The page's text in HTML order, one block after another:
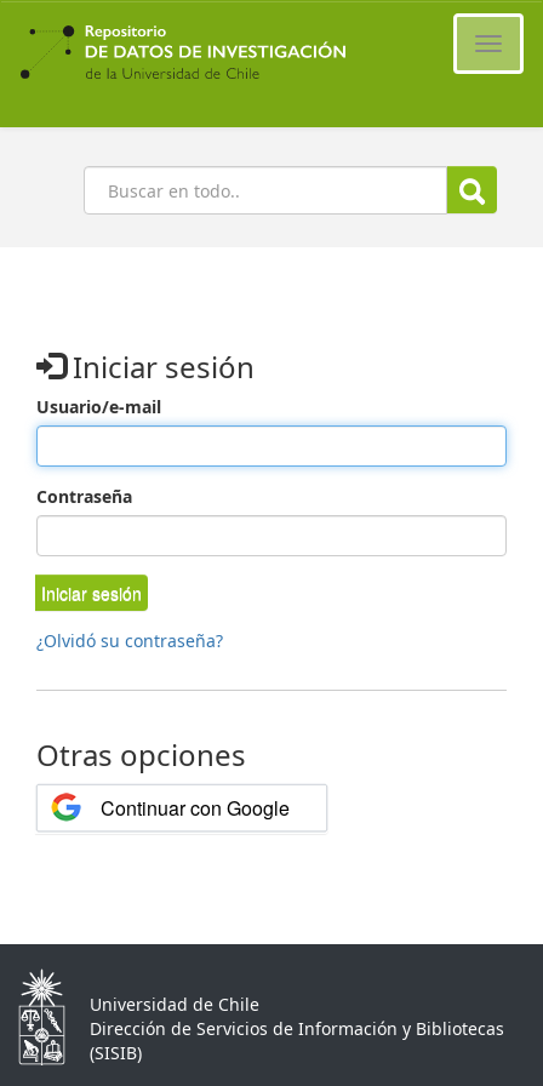
Ir
contenido
principal
Buscar
Iniciar sesión
Usuario/e-mail
Contraseña
Iniciar sesión
¿Olvidó su contraseña?
Otras opciones
Continuar con Google
Universidad de Chile
Dirección de Servicios de Información y Bibliotecas
(SISIB)